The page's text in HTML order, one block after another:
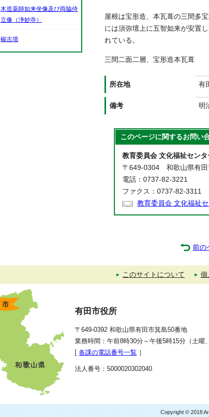
屋根は宝形造、本瓦葺の三間多
には須弥壇上に五智如来が安置
れている。
三間二面二層、宝形造本瓦葺
所在地 有
備考 明
このページに関するお問い
教育委員会 文化福祉センタ
〒649-0304 和歌山県有田
電話：0737-82-3221
ファクス：0737-82-3311
教育委員会 文化福祉
木造薬師如来坐像及び両脇侍
立像（浄妙寺）
椒古墳
前の
このサイトについて 個
有田市役所
〒649-0392 和歌山県有田市箕島50番地
業務時間：午前8時30分～午後5時15分（土曜
[ 各課の電話番号一覧 ］
法人番号：5000020302040
Copyright © 2018